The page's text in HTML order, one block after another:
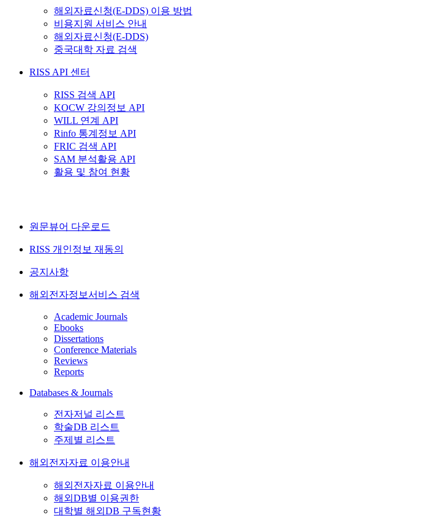
해외자료신청(E-DDS) 이용 방법
비용지원 서비스 안내
해외자료신청(E-DDS)
중국대학 자료 검색
RISS API 센터
RISS 검색 API
KOCW 강의정보 API
WILL 연계 API
Rinfo 통계정보 API
FRIC 검색 API
SAM 분석활용 API
활용 및 참여 현황
원문뷰어 다운로드
RISS 개인정보 재동의
공지사항
해외전자정보서비스 검색
Academic Journals
Ebooks
Dissertations
Conference Materials
Reviews
Reports
Databases & Journals
전자저널 리스트
학술DB 리스트
주제별 리스트
해외전자자료 이용안내
해외전자자료 이용안내
해외DB별 이용권한
대학별 해외DB 구독현황